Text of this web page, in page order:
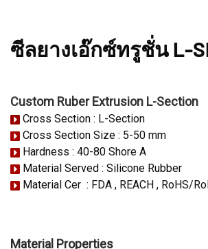
ซีลยางเอ๊กซ์ทรูชั่น L-
Custom Ruber Extrusion L-Section
Cross Section : L-Section
Cross Section Size : 5-50 mm
Hardness : 40-80 Shore A
Material Served : Silicone Rubber
Material Cer : FDA , REACH , RoHS/
Material Properties